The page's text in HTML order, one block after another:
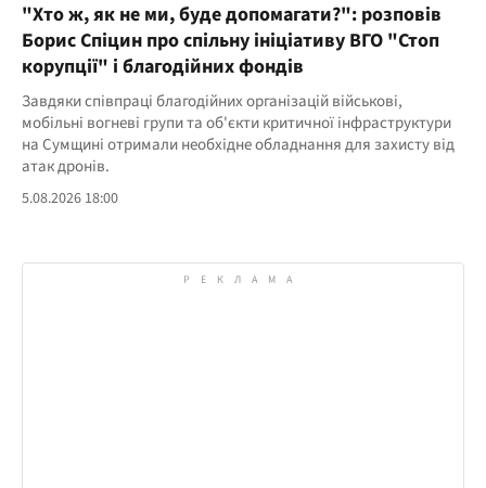
"Хто ж, як не ми, буде допомагати?": розповів
Борис Спіцин про спільну ініціативу ВГО "Стоп
корупції" і благодійних фондів
Завдяки співпраці благодійних організацій військові,
мобільні вогневі групи та об'єкти критичної інфраструктури
на Сумщині отримали необхідне обладнання для захисту від
атак дронів.
5.08.2026 18:00